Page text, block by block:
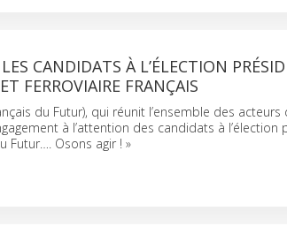
CANDIDATS À L’ÉLECTION
FERROVIAIRE FRANÇAIS
du Futur), qui réunit l’ensemble des
à l’attention des candidats à l’élection
Futur…. Osons agir ! »